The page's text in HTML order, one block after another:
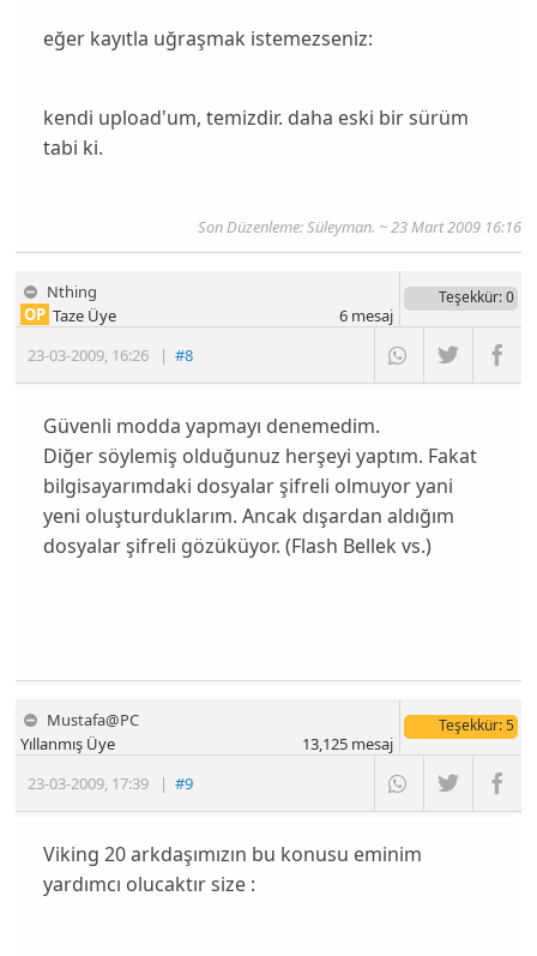
eğer kayıtla uğraşmak istemezseniz:
kendi upload'um, temizdir. daha eski bir sürüm
tabi ki.
Son Düzenleme: Süleyman. ~ 23 Mart 2009 16:16
Nthing
23-03-2009, 16:26 |#8
OP Taze Üye
Teşekkür: 0
6mesaj
Güvenli modda yapmayı denemedim.
Diğer söylemiş olduğunuz herşeyi yaptım. Fakat
bilgisayarımdaki dosyalar şifreli olmuyor yani
yeni oluşturduklarım. Ancak dışardan aldığım
dosyalar şifreli gözüküyor. (Flash Bellek vs.)
Mustafa@PC
23-03-2009, 17:39 |#9
Yıllanmış Üye
Teşekkür: 5
13,125mesaj
Viking 20 arkdaşımızın bu konusu eminim
yardımcı olucaktır size :